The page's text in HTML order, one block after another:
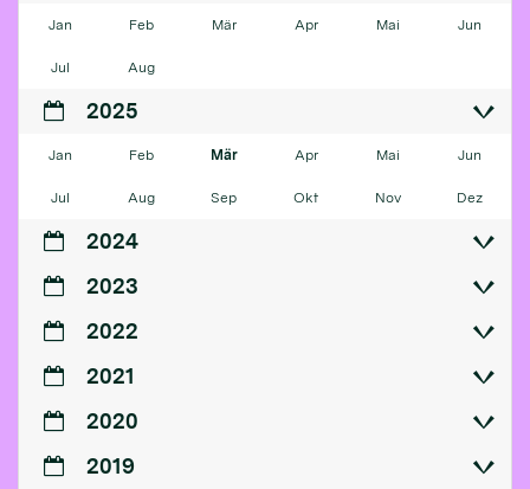
Jan Feb Mär Apr Mai Jun
Jul Aug
2025
Jan Feb Mär Apr Mai Jun
Jul Aug Sep Okt Nov Dez
2024
2023
2022
2021
2020
2019